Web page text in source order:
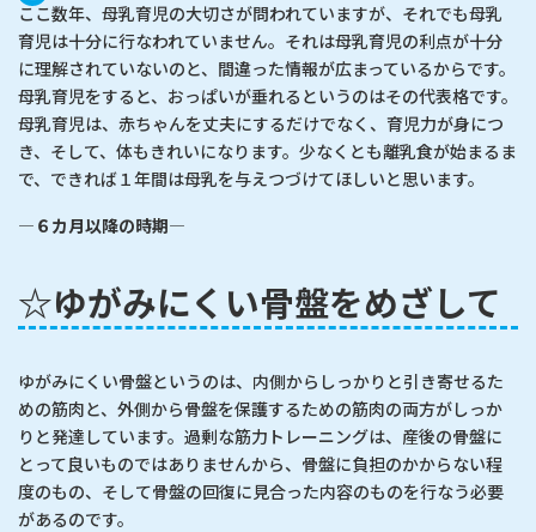
ここ数年、母乳育児の大切さが問われていますが、それでも母乳
育児は十分に行なわれていません。それは母乳育児の利点が十分
に理解されていないのと、間違った情報が広まっているからです。
母乳育児をすると、おっぱいが垂れるというのはその代表格です。
母乳育児は、赤ちゃんを丈夫にするだけでなく、育児力が身につ
き、そして、体もきれいになります。少なくとも離乳食が始まるま
で、できれば１年間は母乳を与えつづけてほしいと思います。
― ６カ月以降の時期―
☆ゆがみにくい骨盤をめざして
ゆがみにくい骨盤というのは、内側からしっかりと引き寄せるた
めの筋肉と、外側から骨盤を保護するための筋肉の両方がしっか
りと発達しています。過剰な筋力トレーニングは、産後の骨盤に
とって良いものではありませんから、骨盤に負担のかからない程
度のもの、そして骨盤の回復に見合った内容のものを行なう必要
があるのです。